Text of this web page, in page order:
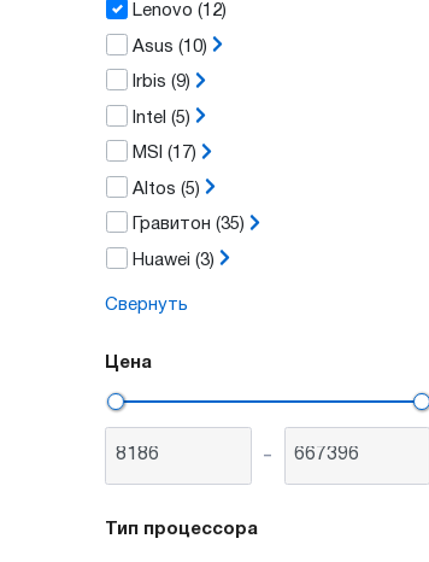
Lenovo (12)
Asus (10)
Irbis (9)
Intel (5)
MSI (17)
Altos (5)
Гравитон (35)
Huawei (3)
Свернуть
Цена
-
Тип процессора